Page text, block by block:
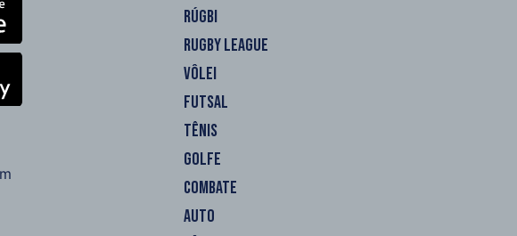
RÚGBI
RUGBY LEAGUE
VÔLEI
FUTSAL
TÊNIS
GOLFE
COMBATE
AUTO